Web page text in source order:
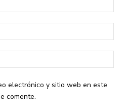
electrónico y sitio web en este
comente.